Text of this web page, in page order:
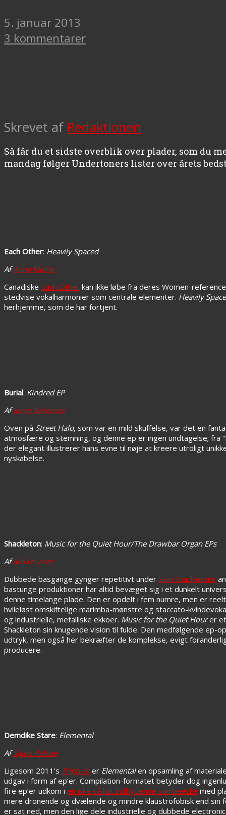
5. januar 2013
3 kommentarer
Skrevet af Redaktionen
Så får du et sidste overblik over plader, som du
mandag følger Undertoners lister over årets
Each Other: Heavily Spaced
AfAnna Møller
Canadiske Each Other kan ikke løbe fra deres Women-
stedvise vokalharmonier som centrale elementer. Heavily
herhjemme, som de har fortjent.
Burial: Kindred EP
AfJonas Sørensen
Oven på Street Halo, som var en mild skuffelse, var det en
atmosfære og stemning, og denne ep er ingen undtagelse; fra
der elegant illustrerer hans evne til nøje at kreere utroligt
nyskabelse.
Shackleton: Music for the Quiet Hour/The Drawbar Organ EPs
AfMikkel Arre
Dubbede basgange gynger repetitivt under Sam Shackletons
bastunge produktioner har altid bevæget sig i et dunkelt
denne timelange plade. Den er opdelt i fem numre, men er
hvileløst omskiftelige marimba-mønstre og staccato-
og industrielle, metalliske ekkoer. Music for the Quiet Hourer et
Shackleton sin knugende vision til fulde. Den medfølgende ep-
udtryk, men også her bekræfter de komplekse, evigt
producere.
Demdike Stare: Elemental
AfSigne Palsøe
Ligesom 2011’s Triptycher Elementalen opsamling af
udgav i form af ep’er. Compilation-formatet betyder dog
fire ep’er udkom i en ikke så lidt indbydende samleæske med
mere dronende og dvælende og mindre klaustrofobisk end
er sat ned, men den lige dele industrielle og dubbede